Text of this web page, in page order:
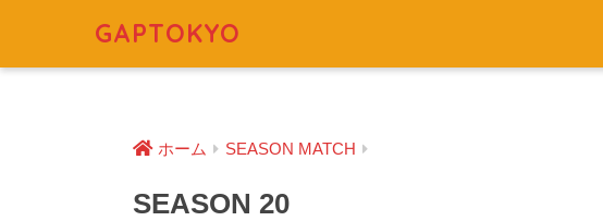
GAPTOKYO
ホーム SEASON MATCH
SEASON 20